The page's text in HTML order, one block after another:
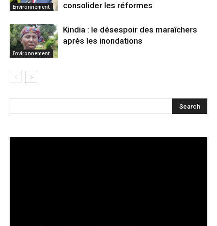
Environnement
consolider les réformes
Environnement
Kindia : le désespoir des maraîchers
après les inondations